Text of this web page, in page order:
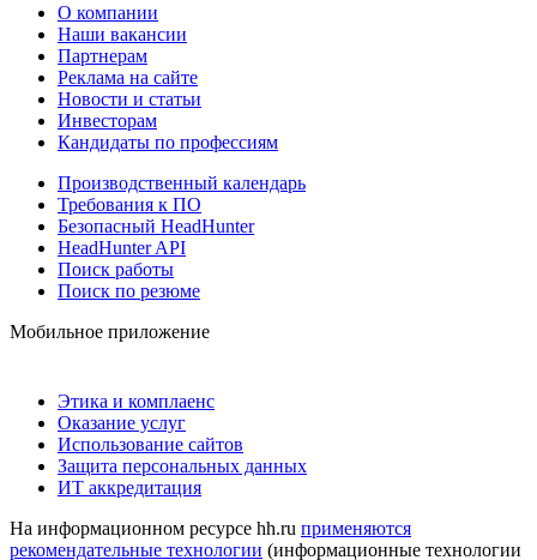
О компании
Наши вакансии
Партнерам
Реклама на сайте
Новости и статьи
Инвесторам
Кандидаты по профессиям
Производственный календарь
Требования к ПО
Безопасный HeadHunter
HeadHunter API
Поиск работы
Поиск по резюме
Мобильное приложение
Этика и комплаенс
Оказание услуг
Использование сайтов
Защита персональных данных
ИТ аккредитация
На информационном ресурсе hh.ru применяются
рекомендательные технологии (информационные технологии